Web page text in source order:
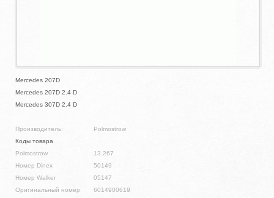
Mercedes 207D
Mercedes 207D 2.4 D
Mercedes 307D 2.4 D
Производитель:
Polmostrow
Коды товара
Polmostrow
13.267
Номер Dinex
50149
Номер Walker
05147
Оригинальный номер
6014900619